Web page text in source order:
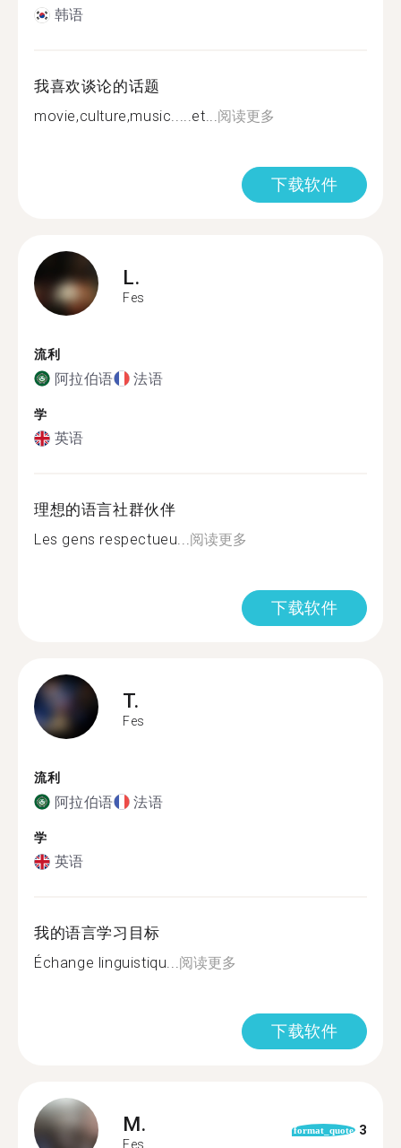
韩语
我喜欢谈论的话题
movie,culture,music.....et...阅读更多
下载软件
L.
Fes
流利
阿拉伯语 法语
学
英语
理想的语言社群伙伴
Les gens respectueu...阅读更多
下载软件
T.
Fes
流利
阿拉伯语 法语
学
英语
我的语言学习目标
Échange linguistiqu...阅读更多
下载软件
M.
Fes
format_quote 3